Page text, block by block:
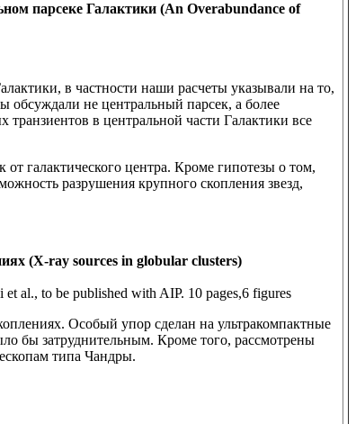
парсеке Галактики (An Overabundance of
в частности наши расчеты указывали на то,
обсуждали не центральный парсек, а более
в центральной части Галактики все
галактического центра. Кроме гипотезы о том,
разрушения крупного скопления звезд,
(X-ray sources in globular clusters)
al., to be published with AIP. 10 pages,6 figures
Особый упор сделан на ультракомпактные
бы затруднительным. Кроме того, рассмотрены
типа Чандры.